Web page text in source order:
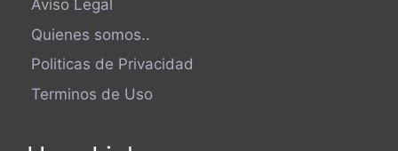
Aviso Legal
Quienes somos..
Politicas de Privacidad
Terminos de Uso